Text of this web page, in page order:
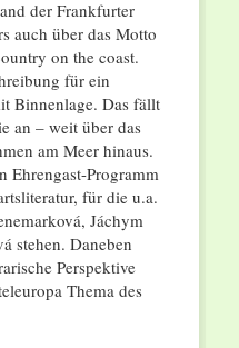
der Frankfurter
auch über das Motto
on the coast.
für ein
Binnenlage. Das fällt
an – weit über das
am Meer hinaus.
Ehrengast-Programm
für die u.a.
Jáchym
stehen. Daneben
Perspektive
Thema des